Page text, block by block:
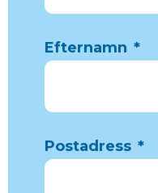
Efternamn *
Postadress *